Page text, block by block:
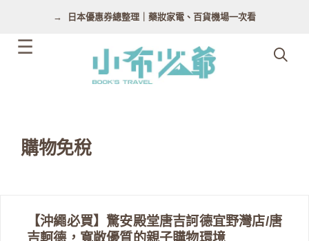
日本優惠券總整理｜藥妝家電、百貨機場一次看
購物免稅
【沖繩必買】驚安殿堂唐吉訶德宜野灣店/唐
吉軻德，寬敞優質的親子購物環境